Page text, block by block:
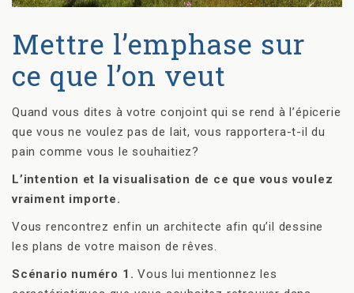
Mettre l’emphase sur
ce que l’on veut
Quand vous dites à votre conjoint qui se rend à l’épicerie
que vous ne voulez pas de lait, vous rapportera-t-il du
pain comme vous le souhaitiez?
L’intention et la visualisation de ce que vous voulez
vraiment importe.
Vous rencontrez enfin un architecte afin qu’il dessine
les plans de votre maison de rêves.
Scénario numéro 1. Vous lui mentionnez les